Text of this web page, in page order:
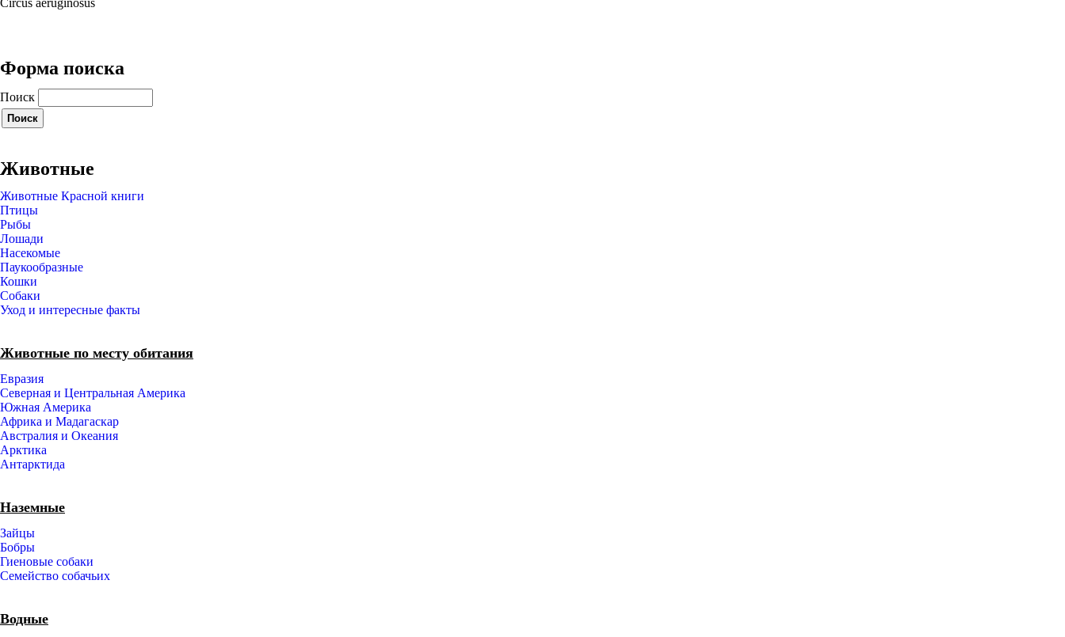
Circus aeruginosus
Форма поиска
Поиск
Животные
Животные Красной книги
Птицы
Рыбы
Лошади
Насекомые
Паукообразные
Кошки
Собаки
Уход и интересные факты
Животные по месту обитания
Евразия
Северная и Центральная Америка
Южная Америка
Африка и Мадагаскар
Австралия и Океания
Арктика
Антарктида
Наземные
Зайцы
Бобры
Гиеновые собаки
Семейство собачьих
Водные